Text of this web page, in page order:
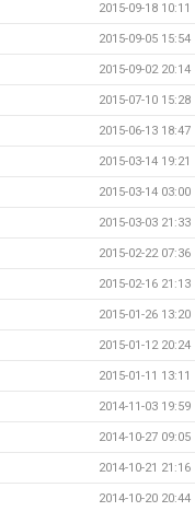
2015-09-18 10:11
2015-09-05 15:54
2015-09-02 20:14
2015-07-10 15:28
2015-06-13 18:47
2015-03-14 19:21
2015-03-14 03:00
2015-03-03 21:33
2015-02-22 07:36
2015-02-16 21:13
2015-01-26 13:20
2015-01-12 20:24
2015-01-11 13:11
2014-11-03 19:59
2014-10-27 09:05
2014-10-21 21:16
2014-10-20 20:44